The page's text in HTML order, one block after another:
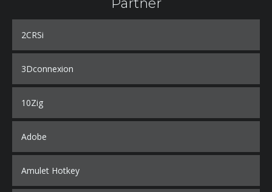
2CRSi
3Dconnexion
10Zig
Adobe
Amulet Hotkey